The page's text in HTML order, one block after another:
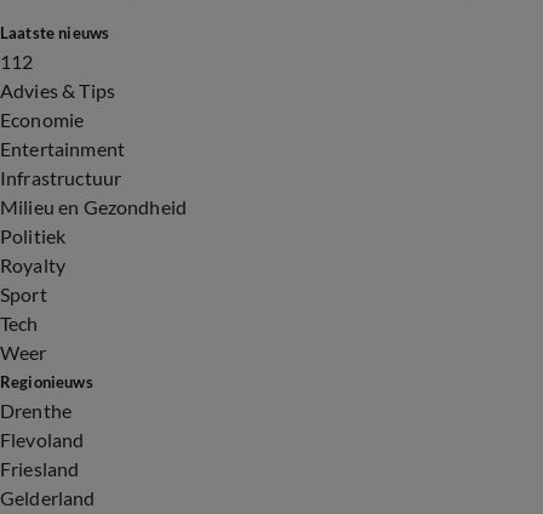
2:04
Laatste nieuws
112
Advies & Tips
Economie
Entertainment
Infrastructuur
Milieu en Gezondheid
Politiek
Royalty
Sport
Tech
Weer
Regionieuws
Drenthe
Flevoland
Friesland
Gelderland